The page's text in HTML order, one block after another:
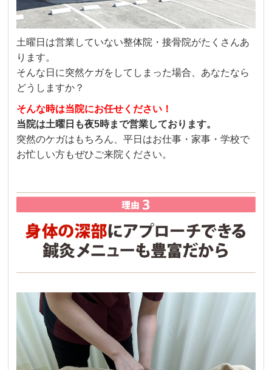
土曜日は営業していない整体院・接骨院がたくさんあ
ります。
そんな日に突然ケガをしてしまった場合、あなたなら
どうしますか？
そんな時は当院にお任せください！
当院は土曜日も夜5時まで営業しております。
突然のケガはもちろん、平日はお仕事・家事・学校で
お忙しい方もぜひご来院ください。